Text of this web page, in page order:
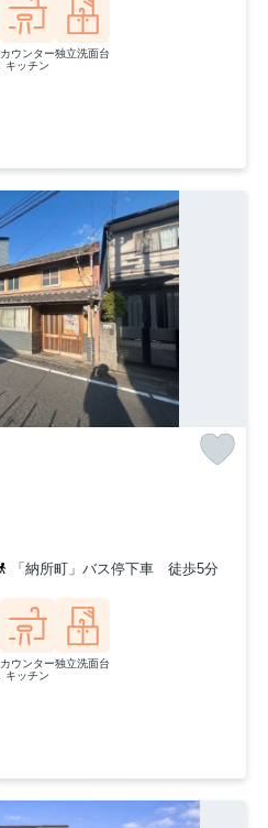
カウンター
キッチン
独立洗面台
「納所町」バス停下車 徒歩5分
カウンター
キッチン
独立洗面台